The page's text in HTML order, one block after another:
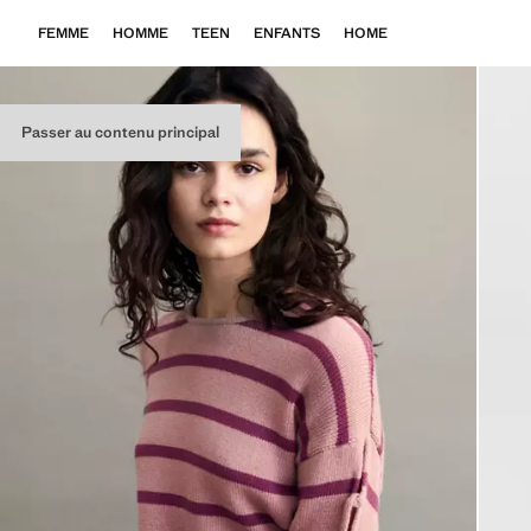
Passer au contenu principal
FEMME HOMME TEEN ENFANTS HOME